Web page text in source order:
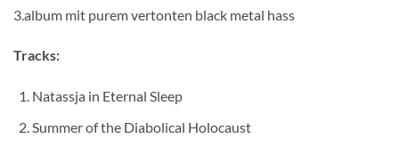
3.album mit purem vertonten black metal hass
Tracks:
Natassja in Eternal Sleep
Summer of the Diabolical Holocaust